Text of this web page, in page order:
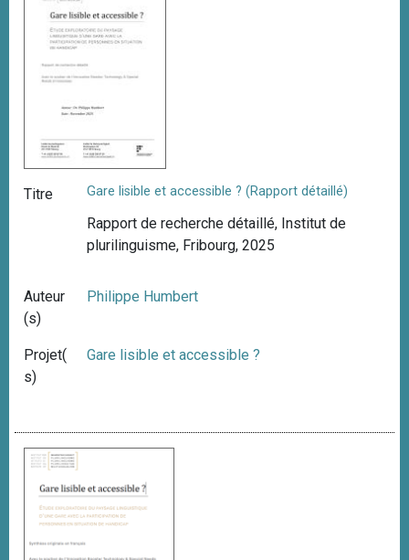
Titre Gare lisible et accessible ? (Rapport détaillé)
Rapport de recherche détaillé, Institut de
plurilinguisme, Fribourg, 2025
Auteur
(s)
Philippe Humbert
Projet(
s)
Gare lisible et accessible ?